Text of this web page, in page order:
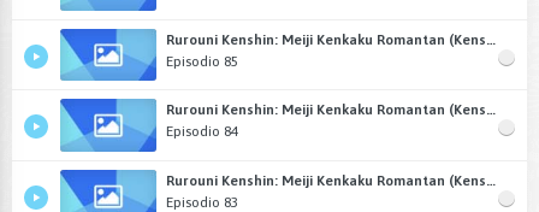
Episodio 85
Rurouni Kenshin: Meiji Kenkaku Romantan (Kenshin: El Guerrero Samurái) Castellano
Episodio 84
Rurouni Kenshin: Meiji Kenkaku Romantan (Kenshin: El Guerrero Samurái) Castellano
Episodio 83